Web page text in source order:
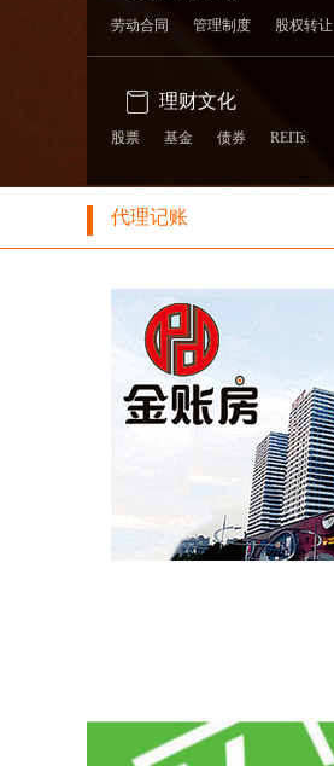
劳动合同 管理制度 股权转让
理财文化
股票 基金 债券 REITs
代理记账